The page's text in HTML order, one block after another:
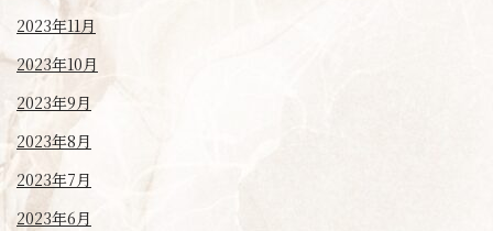
2023年11月
2023年10月
2023年9月
2023年8月
2023年7月
2023年6月